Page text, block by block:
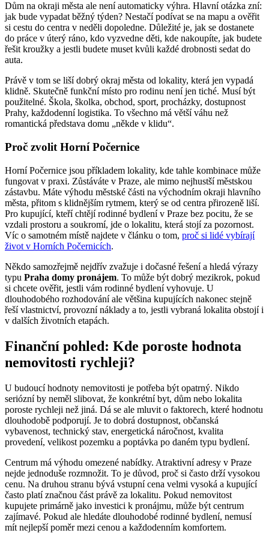
Dům na okraji města ale není automaticky výhra. Hlavní otázka zní:
jak bude vypadat běžný týden? Nestačí podívat se na mapu a ověřit
si cestu do centra v neděli dopoledne. Důležité je, jak se dostanete
do práce v úterý ráno, kdo vyzvedne děti, kde nakoupíte, jak budete
řešit kroužky a jestli budete muset kvůli každé drobnosti sedat do
auta.
Právě v tom se liší dobrý okraj města od lokality, která jen vypadá
klidně. Skutečně funkční místo pro rodinu není jen tiché. Musí být
použitelné. Škola, školka, obchod, sport, procházky, dostupnost
Prahy, každodenní logistika. To všechno má větší váhu než
romantická představa domu „někde v klidu“.
Proč zvolit Horní Počernice
Horní Počernice jsou příkladem lokality, kde tahle kombinace může
fungovat v praxi. Zůstáváte v Praze, ale mimo nejhustší městskou
zástavbu. Máte výhodu městské části na východním okraji hlavního
města, přitom s klidnějším rytmem, který se od centra přirozeně liší.
Pro kupující, kteří chtějí rodinné bydlení v Praze bez pocitu, že se
vzdali prostoru a soukromí, jde o lokalitu, která stojí za pozornost.
Víc o samotném místě najdete v článku o tom, proč si lidé vybírají
život v Horních Počernicích.
Někdo samozřejmě nejdřív zvažuje i dočasné řešení a hledá výrazy
typu Praha domy pronájem. To může být dobrý mezikrok, pokud
si chcete ověřit, jestli vám rodinné bydlení vyhovuje. U
dlouhodobého rozhodování ale většina kupujících nakonec stejně
řeší vlastnictví, provozní náklady a to, jestli vybraná lokalita obstojí i
v dalších životních etapách.
Finanční pohled: Kde poroste hodnota
nemovitosti rychleji?
U budoucí hodnoty nemovitosti je potřeba být opatrný. Nikdo
seriózní by neměl slibovat, že konkrétní byt, dům nebo lokalita
poroste rychleji než jiná. Dá se ale mluvit o faktorech, které hodnotu
dlouhodobě podporují. Je to dobrá dostupnost, občanská
vybavenost, technický stav, energetická náročnost, kvalita
provedení, velikost pozemku a poptávka po daném typu bydlení.
Centrum má výhodu omezené nabídky. Atraktivní adresy v Praze
nejde jednoduše rozmnožit. To je důvod, proč si často drží vysokou
cenu. Na druhou stranu bývá vstupní cena velmi vysoká a kupující
často platí značnou část právě za lokalitu. Pokud nemovitost
kupujete primárně jako investici k pronájmu, může být centrum
zajímavé. Pokud ale hledáte dlouhodobé rodinné bydlení, nemusí
mít nejlepší poměr mezi cenou a každodenním komfortem.